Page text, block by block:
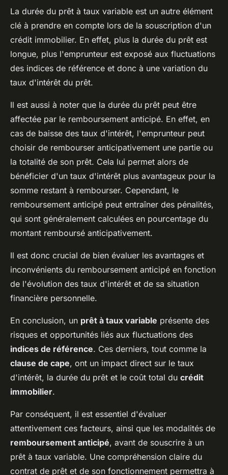
La durée du prêt à taux variable est un autre élément
clé à prendre en compte lors de la souscription d'un
crédit immobilier. En effet, plus la durée du prêt est
longue, plus l'emprunteur est exposé aux fluctuations
des indices de référence et donc à une variation du
taux d'intérêt du prêt.
Il est aussi à noter que la durée du prêt peut être
affectée par le remboursement anticipé. En effet, en
cas de baisse des taux d'intérêt, l'emprunteur peut
choisir de rembourser anticipativement une partie ou
la totalité de son prêt. Cela lui permet alors de
bénéficier d'un taux d'intérêt plus avantageux pour la
somme restant à rembourser. Cependant, le
remboursement anticipé peut entraîner des pénalités,
qui sont généralement calculées en pourcentage du
montant remboursé anticipativement.
Il est donc crucial de bien évaluer les avantages et
inconvénients du remboursement anticipé en fonction
de l'évolution des taux d'intérêt et de sa situation
financière personnelle.
En conclusion, un prêt à taux variable présente des
risques et opportunités liés aux fluctuations des
indices de référence. Ces derniers, tout comme la
clause de cape, ont un impact direct sur le taux
d'intérêt, la durée du prêt et le coût total du crédit
immobilier.
Par conséquent, il est essentiel d'évaluer
attentivement ces facteurs, ainsi que les modalités de
remboursement anticipé, avant de souscrire à un
prêt à taux variable. Une compréhension claire du
contrat de prêt et de son fonctionnement permettra à